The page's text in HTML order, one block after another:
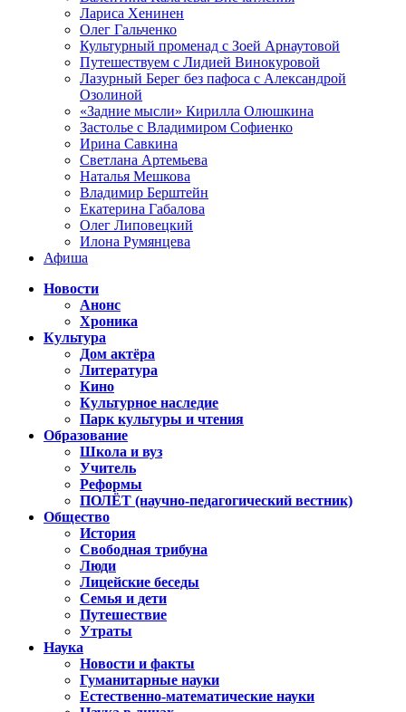
Лариса Хенинен
Олег Гальченко
Культурный променад с Зоей Арнаутовой
Путешествуем с Лидией Винокуровой
Лазурный Берег без пафоса с Александрой
Озолиной
«Задние мысли» Кирилла Олюшкина
Застолье с Владимиром Софиенко
Ирина Савкина
Светлана Артемьева
Наталья Мешкова
Владимир Берштейн
Екатерина Габалова
Олег Липовецкий
Илона Румянцева
Афиша
Новости
Анонс
Хроника
Культура
Дом актёра
Литература
Кино
Культурное наследие
Парк культуры и чтения
Образование
Школа и вуз
Учитель
Реформы
ПОЛЁТ (научно-педагогический вестник)
Общество
История
Свободная трибуна
Люди
Лицейские беседы
Семья и дети
Путешествие
Утраты
Наука
Новости и факты
Гуманитарные науки
Естественно-математические науки